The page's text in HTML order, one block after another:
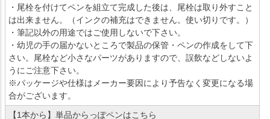
・尾栓を付けてペンを組立て完成した後は、尾栓は取り外すこと
は出来ません。（インクの補充はできません。使い切りです。）
・筆記以外の用途ではご使用しないで下さい。
・幼児の手の届かないところで製品の保管・ペンの作成をして下
さい。尾栓など小さなパーツがありますので、誤飲などしないよ
うにご注意下さい。
※パッケージや仕様はメーカー要因により予告なく変更になる場
合がございます。
【1本から】単品からっぽペンはこちら